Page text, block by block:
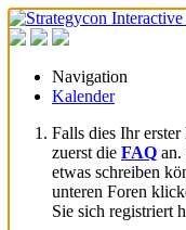
Navigation
Kalender
Falls dies Ihr
zuerst die FAQ an.
etwas schreiben
unteren Foren
Sie sich registriert